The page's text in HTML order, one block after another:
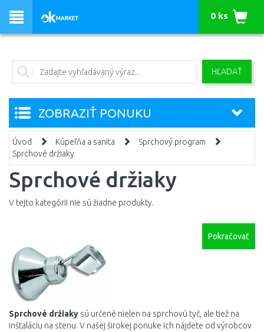
HĽADAŤ
0 ks
ZOBRAZIŤ PONUKU
Úvod Kúpeľňa a sanita
Sprchový program
Sprchové držiaky
Sprchové držiaky
V tejto kategórii nie sú žiadne produkty.
Pokračovať
Sprchové držiaky sú určené nielen na sprchovú tyč ale tiež na
inštaláciu na stenu. V našej širokej ponuke ich nájdete od výrobcov